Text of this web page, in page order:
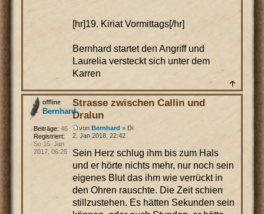
[hr]19. Kiriat Vormittags[/hr]
Bernhard startet den Angriff und
Laurelia versteckt sich unter dem
Karren
Strasse zwischen Callin und
Dralun
von Bernhard » Di
2. Jan 2018, 22:42
Sein Herz schlug ihm bis zum Hals
und er hörte nichts mehr, nur noch sein
eigenes Blut das ihm wie verrückt in
den Ohren rauschte. Die Zeit schien
stillzustehen. Es hätten Sekunden sein
Bernhard
Beiträge: 46
Registriert:
So 15. Jan
2017, 06:26